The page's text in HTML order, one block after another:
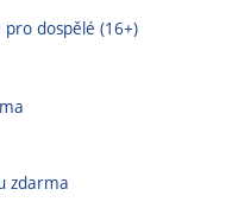
pro dospělé (16+)
zdarma